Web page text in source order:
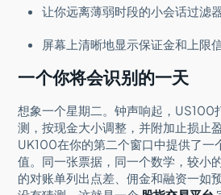
让你远离薄弱时段的小会话过滤
屏幕上清晰地显示保证金和上限
一个你将会识别的一天
想象一个星期二。钟声响起，US100
测，按现金大小调整，并附加止损止
UK100在你的第二个窗口中提供了一
值。同一张票据，同一个数学，较小
的对账单列出点差、佣金和融资一如